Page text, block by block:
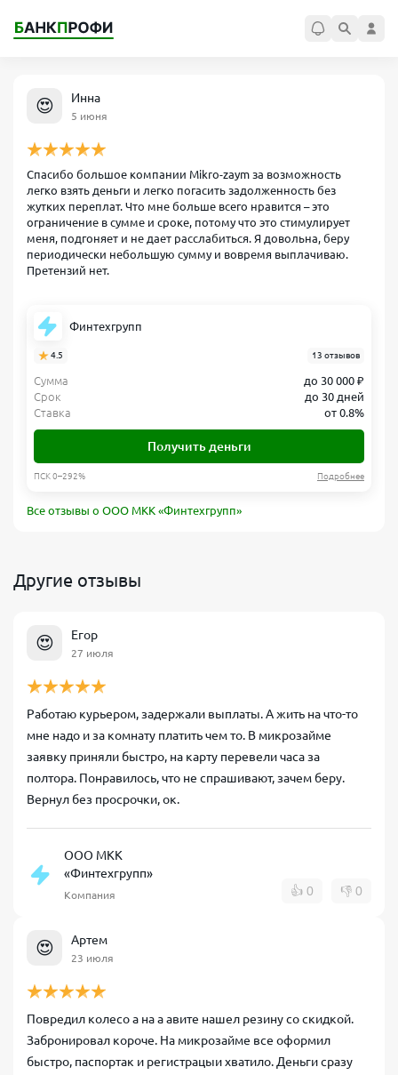
😍 Инна
5 июня
Спасибо большое компании Mikro-zaym за возможность
легко взять деньги и легко погасить задолженность без
жутких переплат. Что мне больше всего нравится – это
ограничение в сумме и сроке, потому что это стимулирует
меня, подгоняет и не дает расслабиться. Я довольна, беру
периодически небольшую сумму и вовремя выплачиваю.
Претензий нет.
Финтехгрупп
4.5 13 отзывов
Сумма
до 30 000 ₽
Срок
до 30 дней
Ставка
от 0.8%
Получить деньги
ПСК 0–292% Подробнее
Все отзывы о ООО МКК «Финтехгрупп»
Другие отзывы
😍 Егор
27 июля
Работаю курьером, задержали выплаты. А жить на что-то
мне надо и за комнату платить чем то. В микрозайме
заявку приняли быстро, на карту перевели часа за
полтора. Понравилось, что не спрашивают, зачем беру.
Вернул без просрочки, ок.
ООО МКК
«Финтехгрупп»
Компания 👍 0 👎 0
😍 Артем
23 июля
Повредил колесо а на а авите нашел резину со скидкой.
Забронировал короче. На микрозайме все оформил
быстро, паспортак и регистрацыи хватило. Деньги сразу